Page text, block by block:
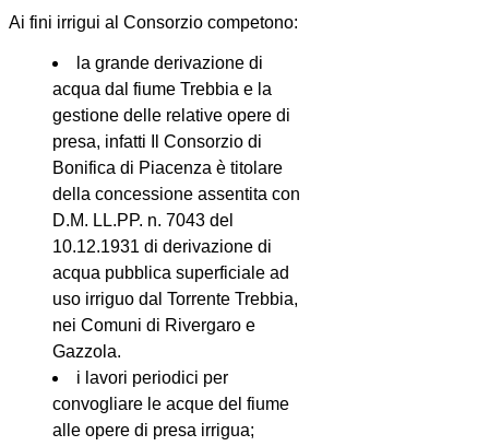
Ai fini irrigui al Consorzio competono:
la grande derivazione di
acqua dal fiume Trebbia e la
gestione delle relative opere di
presa, infatti Il Consorzio di
Bonifica di Piacenza è titolare
della concessione assentita con
D.M. LL.PP. n. 7043 del
10.12.1931 di derivazione di
acqua pubblica superficiale ad
uso irriguo dal Torrente Trebbia,
nei Comuni di Rivergaro e
Gazzola.
i lavori periodici per
convogliare le acque del fiume
alle opere di presa irrigua;